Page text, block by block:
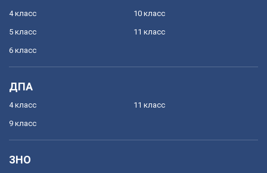
4 класс
5 класс
6 класс
10 класс
11 класс
ДПА
4 класс
9 класс
11 класс
ЗНО